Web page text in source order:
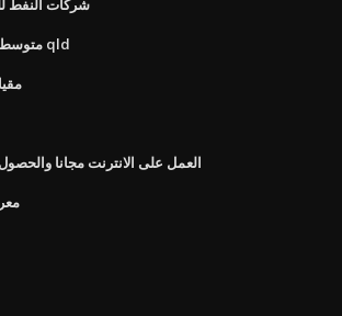
شركات النفط
متوسط ​​عمولة الوكيل العقاري qld
العمل على الانترنت مجانا